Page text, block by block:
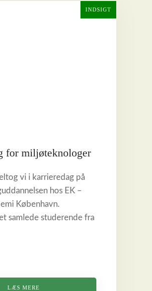
for miljøteknologer
INDSIGT
vi i karrieredag på
hos EK –
København.
samlede studerende fra
LÆS MERE